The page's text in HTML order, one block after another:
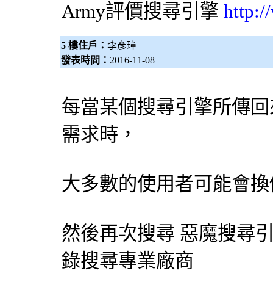
Army評價搜尋引擎
5 樓住戶： 李彥璋
發表時間： 2016-11-08
每當某個搜尋引擎所傳
需求時，
大多數的使用者可能會
然後再次搜尋 惡魔搜尋
錄搜尋專業廠商